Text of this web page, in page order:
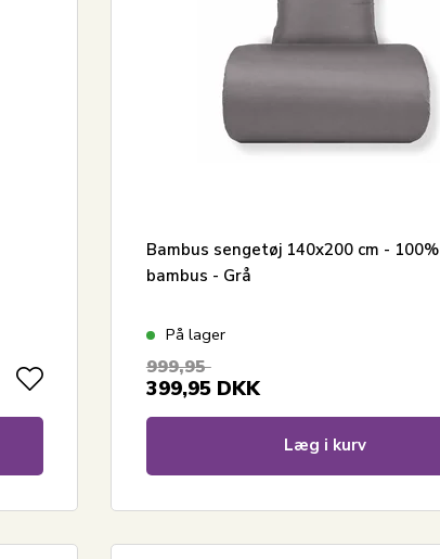
Bambus sengetøj 140x200 cm - 100%
bambus - Grå
På lager
999,95
399,95 DKK
Læg i kurv